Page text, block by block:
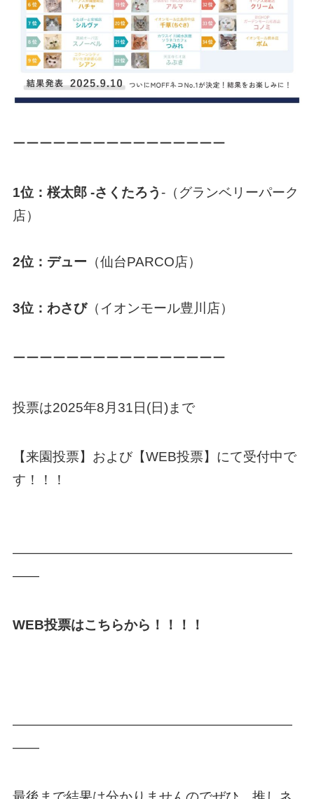
ーーーーーーーーーーーーーーーー
1位：桜太郎 -さくたろう-（グランベリーパーク
店）
2位：デュー （仙台PARCO店）
3位：わさび（イオンモール豊川店）
ーーーーーーーーーーーーーーーー
投票は2025年8月31日(日)まで
【来園投票】および【WEB投票】にて受付中で
す！！！
—————————————————————
——
WEB投票はこちらから！！！！
—————————————————————
——